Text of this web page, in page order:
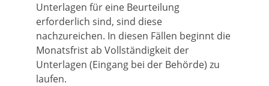
Unterlagen für eine Beurteilung
erforderlich sind, sind diese
nachzureichen. In diesen Fällen beginnt die
Monatsfrist ab Vollständigkeit der
Unterlagen (Eingang bei der Behörde) zu
laufen.